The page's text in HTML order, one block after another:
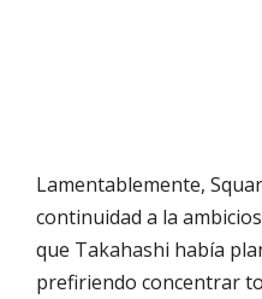
Lamentablemente,
continuidad a la
que Takahashi había
prefiriendo concentrar